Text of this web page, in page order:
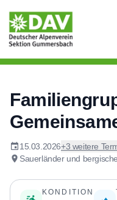
15.03.2026+3 weitere
Sauerländer und
KONDITION